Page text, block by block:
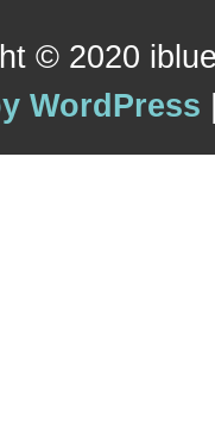
© 2020
WordPress